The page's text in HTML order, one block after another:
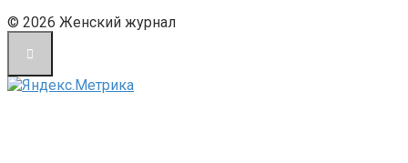
© 2026 Женский журнал